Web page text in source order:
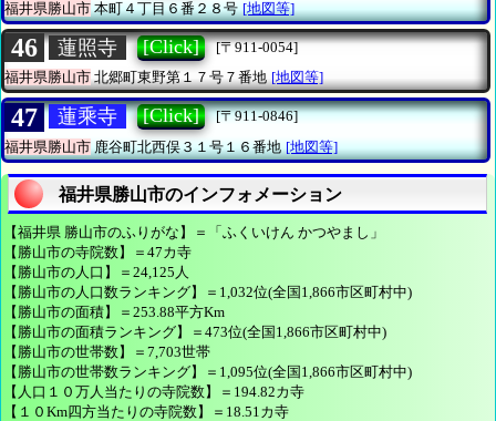
福井県勝山市本町４丁目６番２８号 [地図等]
46 蓮照寺 [Click]
[〒911-0054]
福井県勝山市北郷町東野第１７号７番地 [地図等]
47 蓮乘寺 [Click]
[〒911-0846]
福井県勝山市鹿谷町北西俣３１号１６番地 [地図等]
福井県勝山市のインフォメーション
【福井県 勝山市のふりがな】＝「ふくいけん かつやまし」
【勝山市の寺院数】＝47カ寺
【勝山市の人口】＝24,125人
【勝山市の人口数ランキング】＝1,032位(全国1,866市区町村中)
【勝山市の面積】＝253.88平方Km
【勝山市の面積ランキング】＝473位(全国1,866市区町村中)
【勝山市の世帯数】＝7,703世帯
【勝山市の世帯数ランキング】＝1,095位(全国1,866市区町村中)
【人口１０万人当たりの寺院数】＝194.82カ寺
【１０Km四方当たりの寺院数】＝18.51カ寺